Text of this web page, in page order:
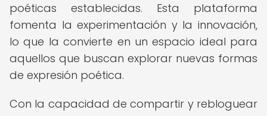
poéticas establecidas. Esta plataforma
fomenta la experimentación y la innovación,
lo que la convierte en un espacio ideal para
aquellos que buscan explorar nuevas formas
de expresión poética.
Con la capacidad de compartir y rebloguear